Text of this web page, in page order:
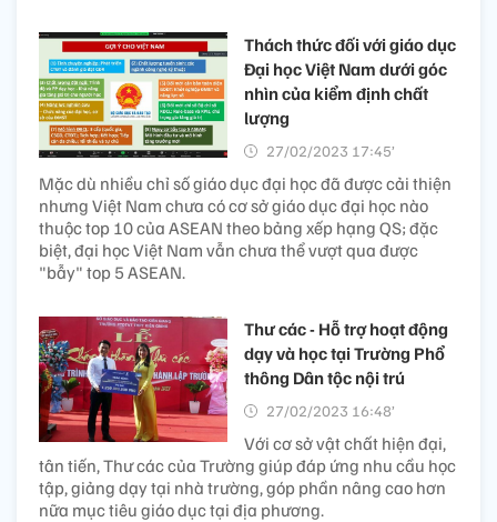
Thách thức đối với giáo dục
Đại học Việt Nam dưới góc
nhìn của kiểm định chất
lượng
27/02/2023 17:45’
Mặc dù nhiều chỉ số giáo dục đại học đã được cải thiện
nhưng Việt Nam chưa có cơ sở giáo dục đại học nào
thuộc top 10 của ASEAN theo bảng xếp hạng QS; đặc
biệt, đại học Việt Nam vẫn chưa thể vượt qua được
"bẫy" top 5 ASEAN.
Thư các - Hỗ trợ hoạt động
dạy và học tại Trường Phổ
thông Dân tộc nội trú
27/02/2023 16:48’
Với cơ sở vật chất hiện đại,
tân tiến, Thư các của Trường giúp đáp ứng nhu cầu học
tập, giảng dạy tại nhà trường, góp phần nâng cao hơn
nữa mục tiêu giáo dục tại địa phương.